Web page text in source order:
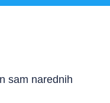
sam narednih